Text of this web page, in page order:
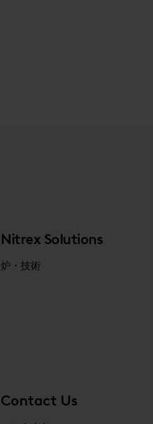
Nitrex Solutions
炉・技術
Contact Us